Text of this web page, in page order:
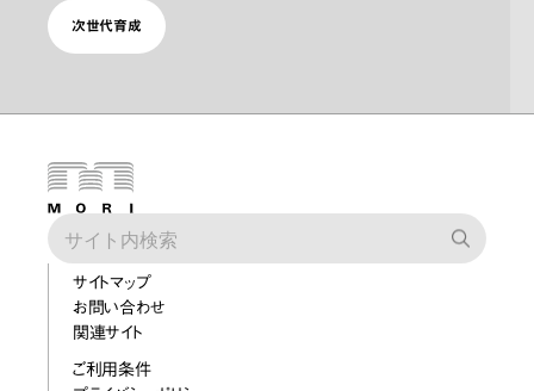
次世代育成
サイトマップ
お問い合わせ
関連サイト
ご利用条件